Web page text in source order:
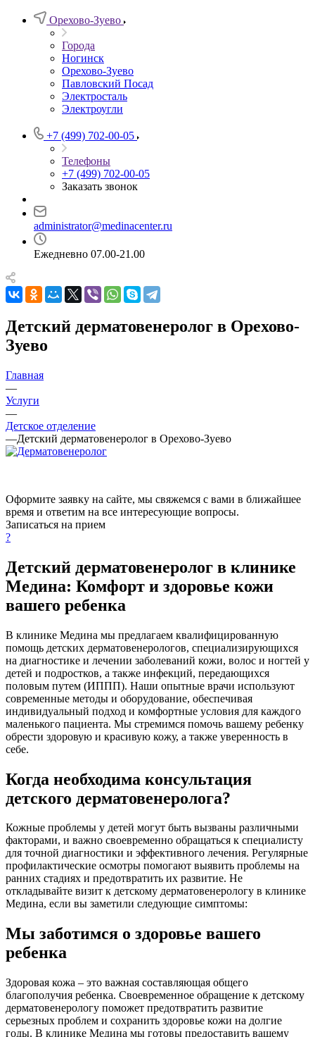
Орехово-Зуево
Города
Ногинск
Орехово-Зуево
Павловский Посад
Электросталь
Электроугли
+7 (499) 702-00-05
Телефоны
+7 (499) 702-00-05
Заказать звонок
administrator@medinacenter.ru
Ежедневно 07.00-21.00
Детский дерматовенеролог в Орехово-
Зуево
Главная
—
Услуги
—
Детское отделение
—Детский дерматовенеролог в Орехово-Зуево
Оформите заявку на сайте, мы свяжемся с вами в ближайшее
время и ответим на все интересующие вопросы.
Записаться на прием
?
Детский дерматовенеролог в клинике
Медина: Комфорт и здоровье кожи
вашего ребенка
В клинике Медина мы предлагаем квалифицированную
помощь детских дерматовенерологов, специализирующихся
на диагностике и лечении заболеваний кожи, волос и ногтей у
детей и подростков, а также инфекций, передающихся
половым путем (ИППП). Наши опытные врачи используют
современные методы и оборудование, обеспечивая
индивидуальный подход и комфортные условия для каждого
маленького пациента. Мы стремимся помочь вашему ребенку
обрести здоровую и красивую кожу, а также уверенность в
себе.
Когда необходима консультация
детского дерматовенеролога?
Кожные проблемы у детей могут быть вызваны различными
факторами, и важно своевременно обращаться к специалисту
для точной диагностики и эффективного лечения. Регулярные
профилактические осмотры помогают выявить проблемы на
ранних стадиях и предотвратить их развитие. Не
откладывайте визит к детскому дерматовенерологу в клинике
Медина, если вы заметили следующие симптомы:
Мы заботимся о здоровье вашего
ребенка
Здоровая кожа – это важная составляющая общего
благополучия ребенка. Своевременное обращение к детскому
дерматовенерологу поможет предотвратить развитие
серьезных проблем и сохранить здоровье кожи на долгие
годы. В клинике Медина мы готовы предоставить вашему